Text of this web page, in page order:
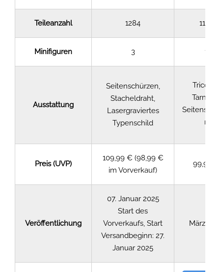
Teileanzahl 1284 1152
Minifiguren 3 1
Ausstattung
Seitenschürzen,
Stacheldraht,
Lasergraviertes
Typenschild
Tricolor-
n
Preis (UVP)
109,99 € (98,99 €
im Vorverkauf)
99,99 €
Veröffentlichung
07. Januar 2025
Start des
Vorverkaufs, Start
Versandbeginn: 27.
Januar 2025
März